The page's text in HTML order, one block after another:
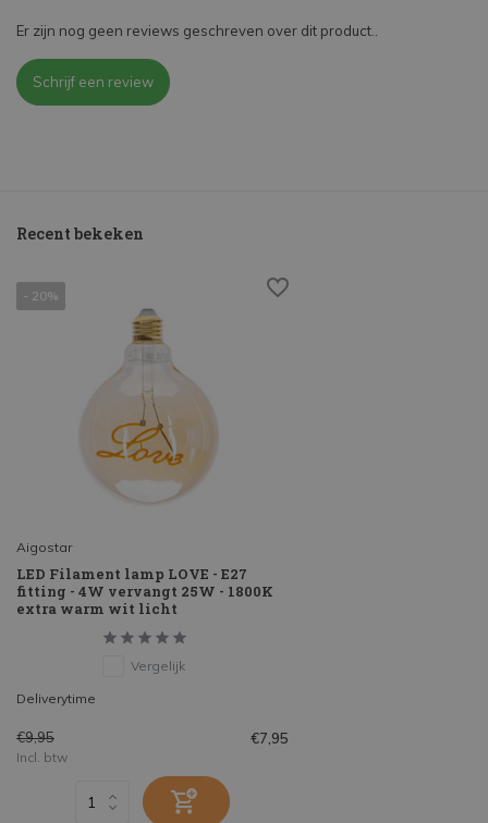
Er zijn nog geen reviews geschreven over dit product..
Schrijf een review
Recent bekeken
- 20%
Aigostar
LED Filament lamp LOVE - E27
fitting - 4W vervangt 25W - 1800K
extra warm wit licht
Vergelijk
Deliverytime
€9,95 €7,95
Incl. btw